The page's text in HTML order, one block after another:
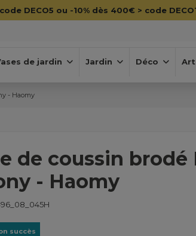
DECO5 ou -10% dès 400€ > code
de jardin Jardin Déco
- Haomy
de coussin brodé
- Haomy
succès